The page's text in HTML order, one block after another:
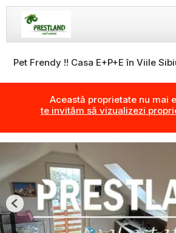
Pet Frendy !! Casa E+P+E în Viile
Această proprietate nu mai
te invităm să vizualizezi
Previous